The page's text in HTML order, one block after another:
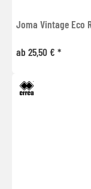
Joma Vintage Eco
ab 25,50 € *